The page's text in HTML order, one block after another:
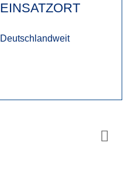
EINSATZORT
Deutschlandweit